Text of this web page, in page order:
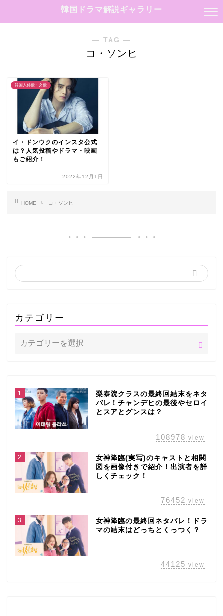
韓国ドラマ解説ギャラリー
― TAG ―
コ・ソンヒ
韓国人俳優・女優
イ・ドンウクのインスタ公式
は？人気投稿やドラマ・映画
もご紹介！
2022年12月1日
HOME コ・ソンヒ
カテゴリー
1
梨泰院クラスの最終回結末をネタ
バレ！チャンデヒの最後やセロイ
とスアとグンスは？
108978 view
2
女神降臨(実写)のキャストと相関
図を画像付きで紹介！出演者を詳
しくチェック！
76452 view
3
女神降臨の最終回ネタバレ！ドラ
マの結末はどっちとくっつく？
44125 view